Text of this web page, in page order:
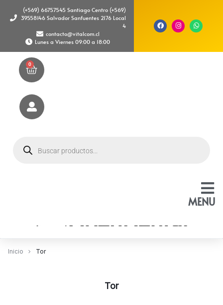
(+569) 66757545 Santiago Centro (+569)
39558146 Salvador Sanfuentes 2176 Local
4
contacto@vitalcom.cl
Lunes a Viernes 09:00 a 18:00
MENU
0
Inicio Tor
Tor